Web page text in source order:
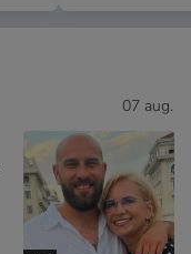
07 aug.